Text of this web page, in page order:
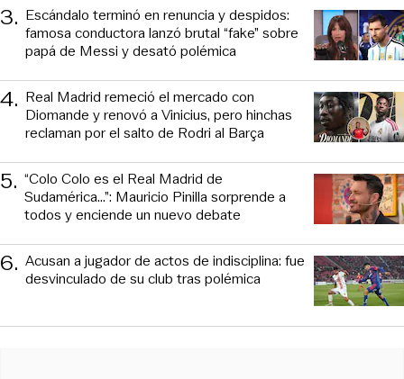
3. Escándalo terminó en renuncia y despidos:
famosa conductora lanzó brutal “fake” sobre
papá de Messi y desató polémica
4. Real Madrid remeció el mercado con
Diomande y renovó a Vinicius, pero hinchas
reclaman por el salto de Rodri al Barça
5. “Colo Colo es el Real Madrid de
Sudamérica…”: Mauricio Pinilla sorprende a
todos y enciende un nuevo debate
6. Acusan a jugador de actos de indisciplina: fue
desvinculado de su club tras polémica